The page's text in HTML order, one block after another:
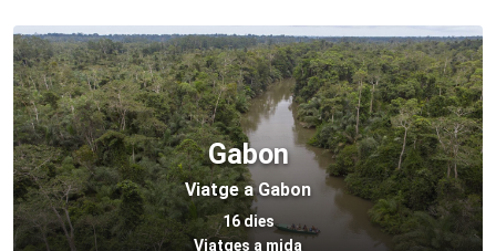
Gabon
Viatge a Gabon
16 dies
Viatges a mida